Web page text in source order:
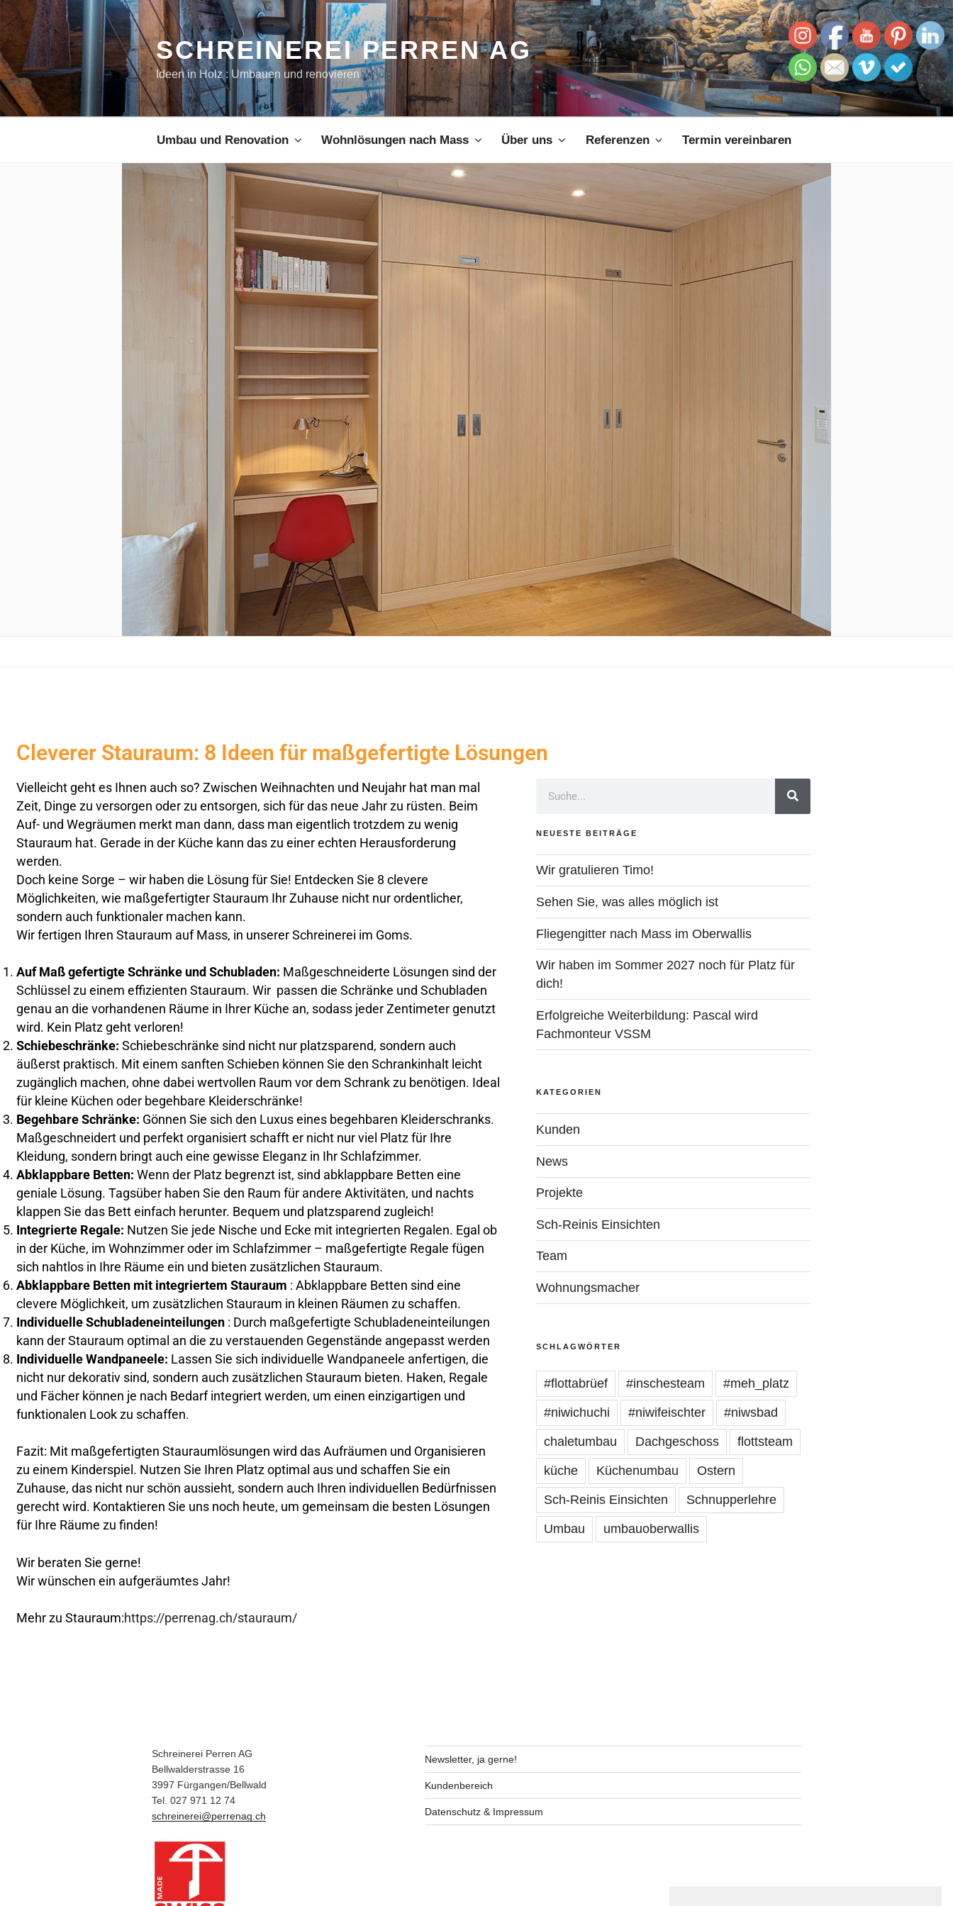
SCHREINEREI PERREN AG
Ideen in Holz : Umbauen und renovieren
Umbau und Renovation Wohnlösungen nach Mass Über uns Referenzen Termin vereinbaren
Cleverer Stauraum: 8 Ideen für maßgefertigte Lösungen
Vielleicht geht es Ihnen auch so? Zwischen Weihnachten und Neujahr hat man mal
Zeit, Dinge zu versorgen oder zu entsorgen, sich für das neue Jahr zu rüsten. Beim
Auf- und Wegräumen merkt man dann, dass man eigentlich trotzdem zu wenig
Stauraum hat. Gerade in der Küche kann das zu einer echten Herausforderung
werden.
Doch keine Sorge – wir haben die Lösung für Sie! Entdecken Sie 8 clevere
Möglichkeiten, wie maßgefertigter Stauraum Ihr Zuhause nicht nur ordentlicher,
sondern auch funktionaler machen kann.
Wir fertigen Ihren Stauraum auf Mass, in unserer Schreinerei im Goms.
Auf Maß gefertigte Schränke und Schubladen: Maßgeschneiderte Lösungen sind der
Schlüssel zu einem effizienten Stauraum. Wir passen die Schränke und Schubladen
genau an die vorhandenen Räume in Ihrer Küche an, sodass jeder Zentimeter genutzt
wird. Kein Platz geht verloren!
Schiebeschränke:Schiebeschränke sind nicht nur platzsparend, sondern auch
äußerst praktisch. Mit einem sanften Schieben können Sie den Schrankinhalt leicht
zugänglich machen, ohne dabei wertvollen Raum vor dem Schrank zu benötigen. Ideal
für kleine Küchen oder begehbare Kleiderschränke!
Begehbare Schränke: Gönnen Sie sich den Luxus eines begehbaren Kleiderschranks.
Maßgeschneidert und perfekt organisiert schafft er nicht nur viel Platz für Ihre
Kleidung, sondern bringt auch eine gewisse Eleganz in Ihr Schlafzimmer.
Abklappbare Betten:Wenn der Platz begrenzt ist, sind abklappbare Betten eine
geniale Lösung. Tagsüber haben Sie den Raum für andere Aktivitäten, und nachts
klappen Sie das Bett einfach herunter. Bequem und platzsparend zugleich!
Integrierte Regale: Nutzen Sie jede Nische und Ecke mit integrierten Regalen. Egal ob
in der Küche, im Wohnzimmer oder im Schlafzimmer – maßgefertigte Regale fügen
sich nahtlos in Ihre Räume ein und bieten zusätzlichen Stauraum.
Abklappbare Betten mit integriertem Stauraum : Abklappbare Betten sind eine
clevere Möglichkeit, um zusätzlichen Stauraum in kleinen Räumen zu schaffen.
Individuelle Schubladeneinteilungen : Durch maßgefertigte Schubladeneinteilungen
kann der Stauraum optimal an die zu verstauenden Gegenstände angepasst werden
Individuelle Wandpaneele: Lassen Sie sich individuelle Wandpaneele anfertigen, die
nicht nur dekorativ sind, sondern auch zusätzlichen Stauraum bieten. Haken, Regale
und Fächer können je nach Bedarf integriert werden, um einen einzigartigen und
funktionalen Look zu schaffen.
Fazit: Mit maßgefertigten Stauraumlösungen wird das Aufräumen und Organisieren
zu einem Kinderspiel. Nutzen Sie Ihren Platz optimal aus und schaffen Sie ein
Zuhause, das nicht nur schön aussieht, sondern auch Ihren individuellen Bedürfnissen
gerecht wird. Kontaktieren Sie uns noch heute, um gemeinsam die besten Lösungen
für Ihre Räume zu finden!
Wir beraten Sie gerne!
Wir wünschen ein aufgeräumtes Jahr!
Mehr zu Stauraum:https://perrenag.ch/stauraum/
NEUESTE BEITRÄGE
Wir gratulieren Timo!
Sehen Sie, was alles möglich ist
Fliegengitter nach Mass im Oberwallis
Wir haben im Sommer 2027 noch für Platz für
dich!
Erfolgreiche Weiterbildung: Pascal wird
Fachmonteur VSSM
KATEGORIEN
Kunden
News
Projekte
Sch-Reinis Einsichten
Team
Wohnungsmacher
SCHLAGWÖRTER
#flottabrüef #inschesteam #meh_platz
#niwichuchi #niwifeischter #niwsbad
chaletumbau Dachgeschoss flottsteam
küche Küchenumbau Ostern
Sch-Reinis Einsichten Schnupperlehre
Umbau umbauoberwallis
Schreinerei Perren AG
Bellwalderstrasse 16
3997 Fürgangen/Bellwald
Tel. 027 971 12 74
schreinerei@perrenag.ch
Newsletter, ja gerne!
Kundenbereich
Datenschutz & Impressum